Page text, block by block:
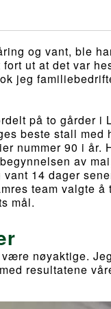
og vant, ble
ut at det var
jeg
på to gårder i
beste stall
nummer 90 i år.
av
14 dager
team valgte
mål.
nøyaktige.
resultatene